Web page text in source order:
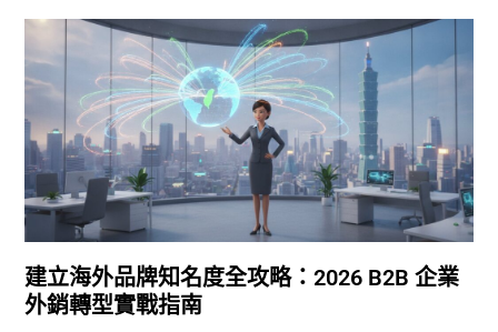
建立海外品牌知名度全攻略：2026 B2B 企業
外銷轉型實戰指南